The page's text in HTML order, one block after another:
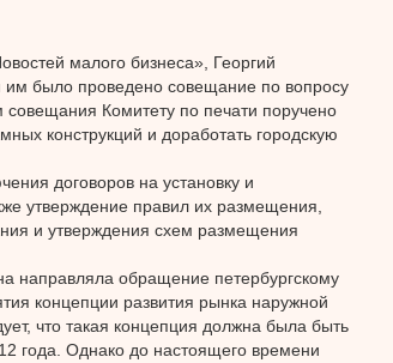
малого бизнеса», Георгий
было проведено совещание по вопросу
Комитету по печати поручено
конструкций и доработать городскую
договоров на установку и
утверждение правил их размещения,
и утверждения схем размещения
обращение петербургскому
концепции развития рынка наружной
что такая концепция должна была быть
года. Однако до настоящего времени